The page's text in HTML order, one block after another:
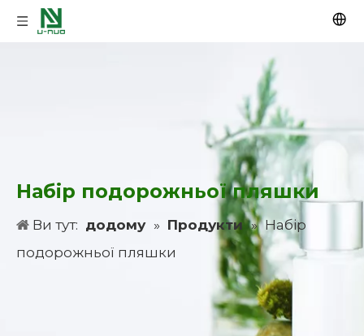
Набір подорожньої пляшки
Ви тут: додому » Продукти » Набір
подорожньої пляшки